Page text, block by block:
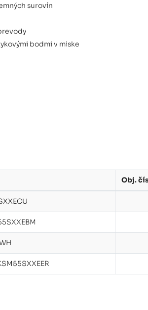
surovín
bodmi v miske
Obj.